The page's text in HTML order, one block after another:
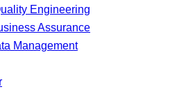
Engineering
Assurance
Management